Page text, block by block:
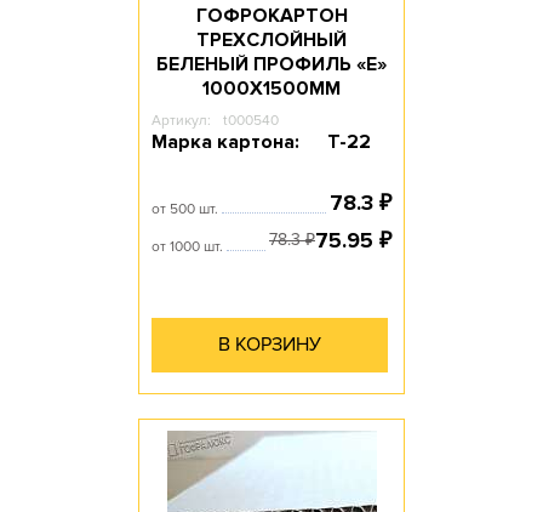
ГОФРОКАРТОН
ТРЕХСЛОЙНЫЙ
БЕЛЕНЫЙ ПРОФИЛЬ «Е»
1000Х1500ММ
Артикул: t000540
Марка картона: Т-22
от 500 шт. 78.3 ₽
от 1000 шт. 78.3₽75.95 ₽
В КОРЗИНУ